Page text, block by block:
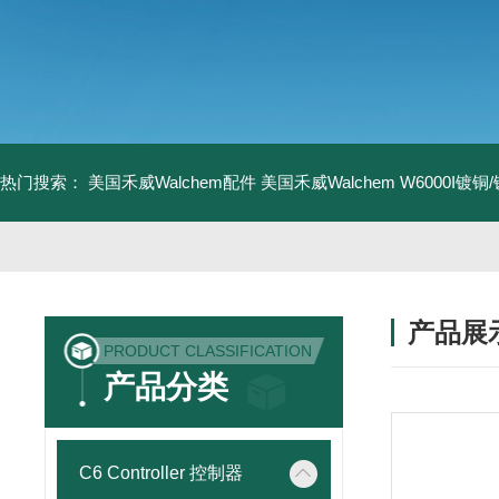
热门搜索： 美国禾威Walchem配件 美国禾威Walchem W6000I镀铜
PRODUCT CLASSIFICATION
产品分类
C6 Controller 控制器
产品展